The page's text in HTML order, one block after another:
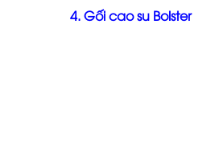
4. Gối cao su Bolster